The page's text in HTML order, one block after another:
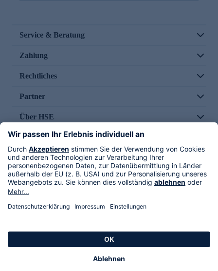
Service & Beratung
Zahlung
Rechtliches
Partner
Über HSE
Im TV
HSE International